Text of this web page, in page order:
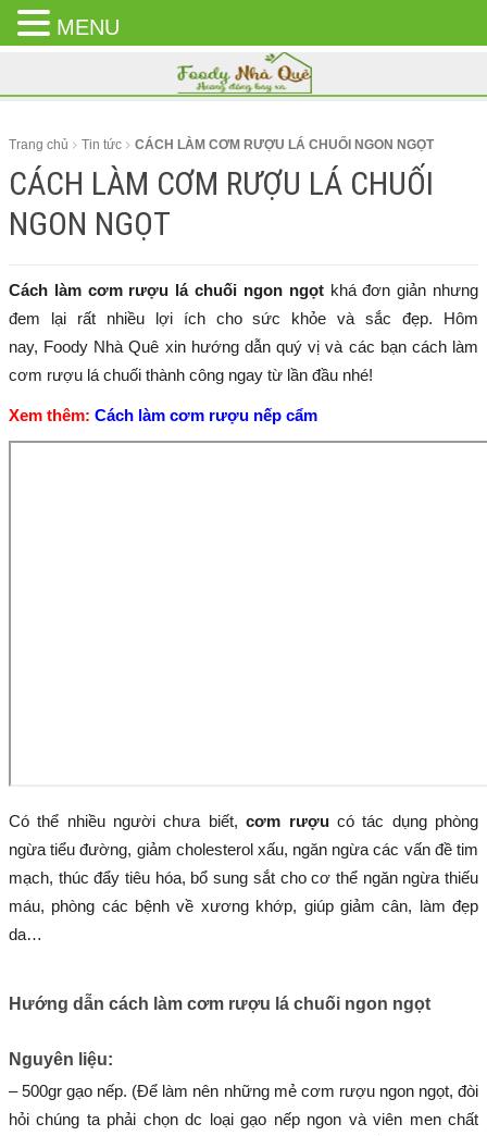
CLOSE
MENU
Trang chủ Tin tức CÁCH LÀM CƠM RƯỢU LÁ CHUỐI NGON NGỌT
CÁCH LÀM CƠM RƯỢU LÁ CHUỐI
NGON NGỌT
Cách làm cơm rượu lá chuối ngon ngọtkhá đơn giản nhưng
đem lại rất nhiều lợi ích cho sức khỏe và sắc đẹp. Hôm
nay, Foody Nhà Quê xin hướng dẫn quý vị và các bạn cách làm
cơm rượu lá chuối thành công ngay từ lần đầu nhé!
Xem thêm: Cách làm cơm rượu nếp cẩm
Có thể nhiều người chưa biết, cơm rượucó tác dụng phòng
ngừa tiểu đường, giảm cholesterol xấu, ngăn ngừa các vấn đề tim
mạch, thúc đẩy tiêu hóa, bổ sung sắt cho cơ thể ngăn ngừa thiếu
máu, phòng các bệnh về xương khớp, giúp giảm cân, làm đẹp
da…
Hướng dẫn cách làm cơm rượu lá chuối ngon ngọt
Nguyên liệu:
– 500gr gạo nếp. (Để làm nên những mẻ cơm rượu ngon ngọt, đòi
hỏi chúng ta phải chọn dc loại gạo nếp ngon và viên men chất
MENU